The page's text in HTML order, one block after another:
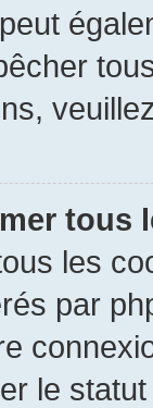
tous
les
par
le